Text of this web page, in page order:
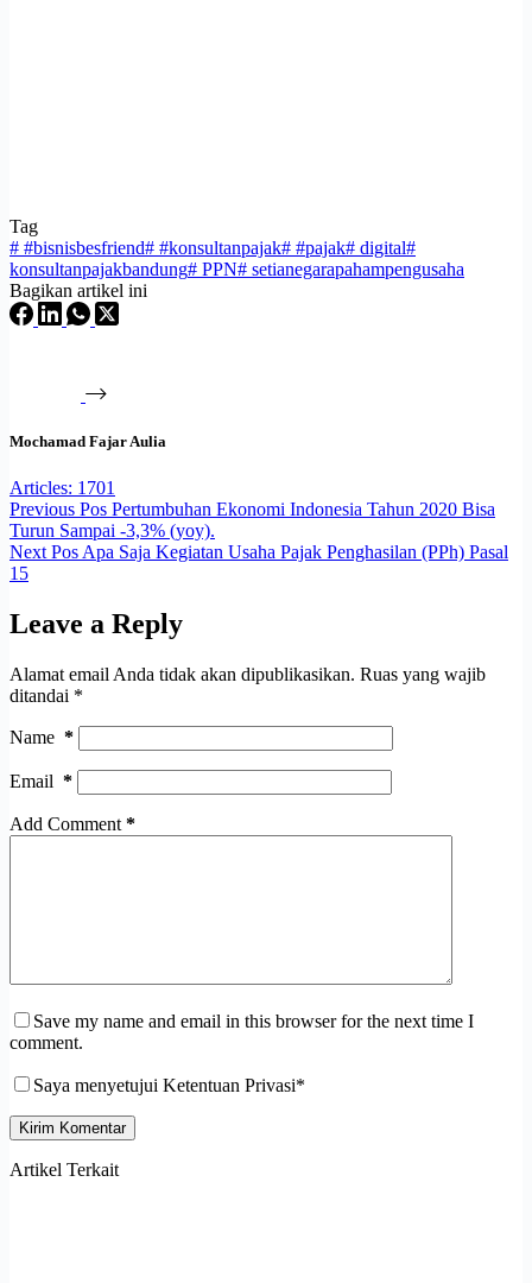
Tag
# #bisnisbesfriend# #konsultanpajak# #pajak# digital#
konsultanpajakbandung# PPN# setianegarapahampengusaha
Bagikan artikel ini
Mochamad Fajar Aulia
Articles: 1701
Previous Pos Pertumbuhan Ekonomi Indonesia Tahun 2020 Bisa
Turun Sampai -3,3% (yoy).
Next Pos Apa Saja Kegiatan Usaha Pajak Penghasilan (PPh) Pasal
15
Leave a Reply
Alamat email Anda tidak akan dipublikasikan. Ruas yang wajib
ditandai *
Name *
Email *
Add Comment *
Save my name and email in this browser for the next time I
comment.
Saya menyetujui Ketentuan Privasi*
Kirim Komentar
Artikel Terkait